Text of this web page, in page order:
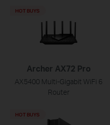
Archer AX72 Pro
AX5400 Multi-Gigabit WiFi 6
Router
HOT BUYS
HOT BUYS